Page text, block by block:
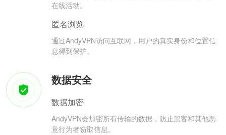
在线活动。
匿名浏览
通过AndyVPN访问互联网，用户的真实身份和位置信
息得到保护。
数据安全
数据加密
AndyVPN会加密所有传输的数据，防止黑客和其他恶
意行为者窃取信息。